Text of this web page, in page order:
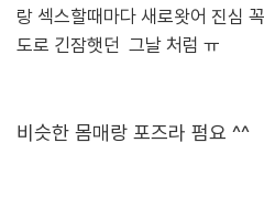
랑 섹스할때마다 새로왓어 진심
도로 긴잠햇던 그날 처럼 ㅠ
비슷한 몸매랑 포즈라 펌요 ^^